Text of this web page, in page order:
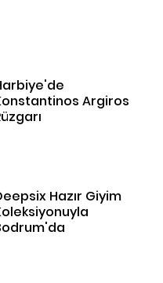
Argiros
Hazır Giyim